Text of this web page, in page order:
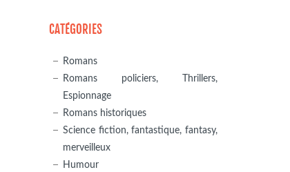
CATÉGORIES
Romans
Romans policiers, Thrillers,
Espionnage
Romans historiques
Science fiction, fantastique, fantasy,
merveilleux
Humour